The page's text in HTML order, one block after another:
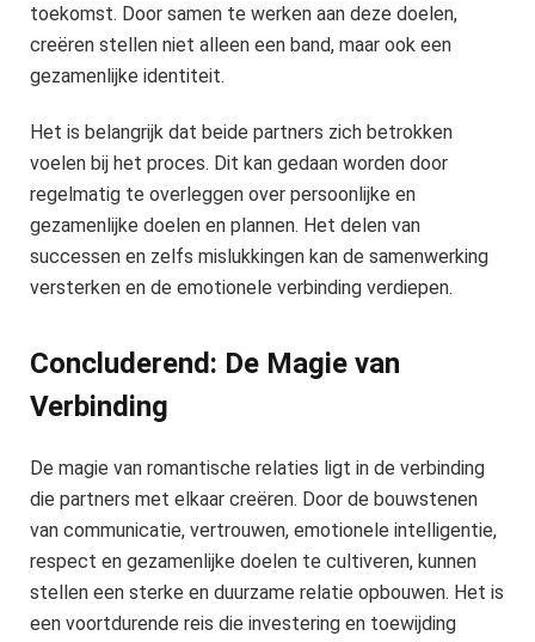
toekomst. Door samen te werken aan deze doelen,
creëren stellen niet alleen een band, maar ook een
gezamenlijke identiteit.
Het is belangrijk dat beide partners zich betrokken
voelen bij het proces. Dit kan gedaan worden door
regelmatig te overleggen over persoonlijke en
gezamenlijke doelen en plannen. Het delen van
successen en zelfs mislukkingen kan de samenwerking
versterken en de emotionele verbinding verdiepen.
Concluderend: De Magie van
Verbinding
De magie van romantische relaties ligt in de verbinding
die partners met elkaar creëren. Door de bouwstenen
van communicatie, vertrouwen, emotionele intelligentie,
respect en gezamenlijke doelen te cultiveren, kunnen
stellen een sterke en duurzame relatie opbouwen. Het is
een voortdurende reis die investering en toewijding